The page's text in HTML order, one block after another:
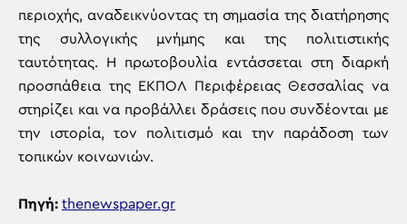
περιοχής, αναδεικνύοντας τη σημασία της διατήρησης
της συλλογικής μνήμης και της πολιτιστικής
ταυτότητας. Η πρωτοβουλία εντάσσεται στη διαρκή
προσπάθεια της ΕΚΠΟΛ Περιφέρειας Θεσσαλίας να
στηρίζει και να προβάλλει δράσεις που συνδέονται με
την ιστορία, τον πολιτισμό και την παράδοση των
τοπικών κοινωνιών.
Πηγή: thenewspaper.gr